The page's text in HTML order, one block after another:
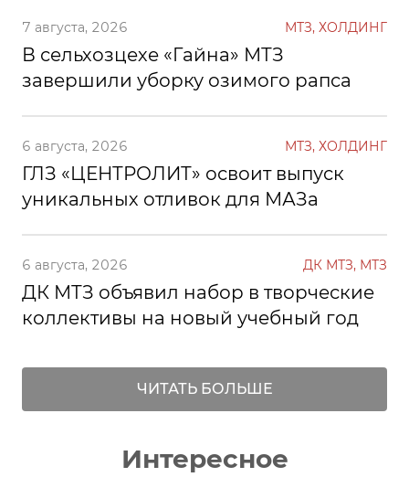
7 августа, 2026 МТЗ, ХОЛДИНГ
В сельхозцехе «Гайна» МТЗ
завершили уборку озимого рапса
6 августа, 2026 МТЗ, ХОЛДИНГ
ГЛЗ «ЦЕНТРОЛИТ» освоит выпуск
уникальных отливок для МАЗа
6 августа, 2026 ДК МТЗ, МТЗ
ДК МТЗ объявил набор в творческие
коллективы на новый учебный год
ЧИТАТЬ БОЛЬШЕ
Интересное